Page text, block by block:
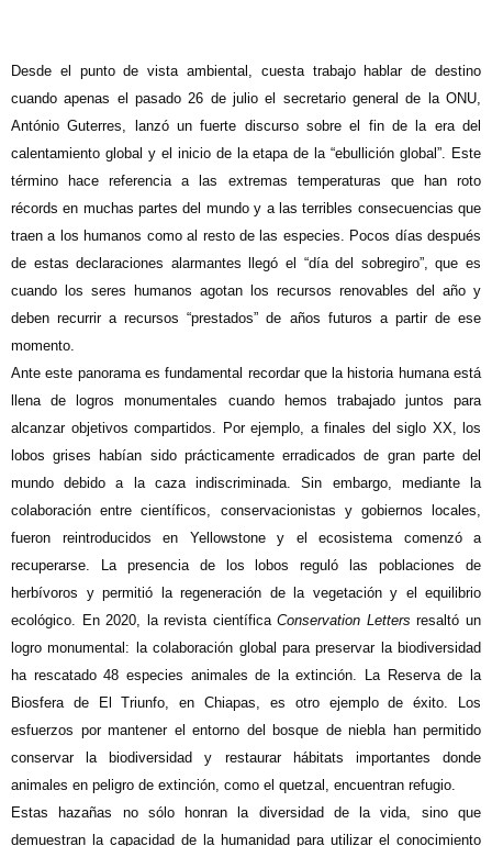
Desde el punto de vista ambiental, cuesta trabajo hablar de destino
cuando apenas el pasado 26 de julio el secretario general de la ONU,
António Guterres, lanzó un fuerte discurso sobre el fin de la era del
calentamiento global y el inicio de la etapa de la “ebullición global”. Este
término hace referencia a las extremas temperaturas que han roto
récords en muchas partes del mundo y a las terribles consecuencias que
traen a los humanos como al resto de las especies. Pocos días después
de estas declaraciones alarmantes llegó el “día del sobregiro”, que es
cuando los seres humanos agotan los recursos renovables del año y
deben recurrir a recursos “prestados” de años futuros a partir de ese
momento.
Ante este panorama es fundamental recordar que la historia humana está
llena de logros monumentales cuando hemos trabajado juntos para
alcanzar objetivos compartidos. Por ejemplo, a finales del siglo XX, los
lobos grises habían sido prácticamente erradicados de gran parte del
mundo debido a la caza indiscriminada. Sin embargo, mediante la
colaboración entre científicos, conservacionistas y gobiernos locales,
fueron reintroducidos en Yellowstone y el ecosistema comenzó a
recuperarse. La presencia de los lobos reguló las poblaciones de
herbívoros y permitió la regeneración de la vegetación y el equilibrio
ecológico. En 2020, la revista científicaConservation Letters resaltó un
logro monumental: la colaboración global para preservar la biodiversidad
ha rescatado 48 especies animales de la extinción. La Reserva de la
Biosfera de El Triunfo, en Chiapas, es otro ejemplo de éxito. Los
esfuerzos por mantener el entorno del bosque de niebla han permitido
conservar la biodiversidad y restaurar hábitats importantes donde
animales en peligro de extinción, como el quetzal, encuentran refugio.
Estas hazañas no sólo honran la diversidad de la vida, sino que
demuestran la capacidad de la humanidad para utilizar el conocimiento